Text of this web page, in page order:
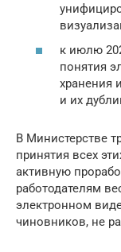
к июлю
понятия
хранения
и их
В Министерстве
принятия всех
активную
работодателям
электронном
чиновников, не